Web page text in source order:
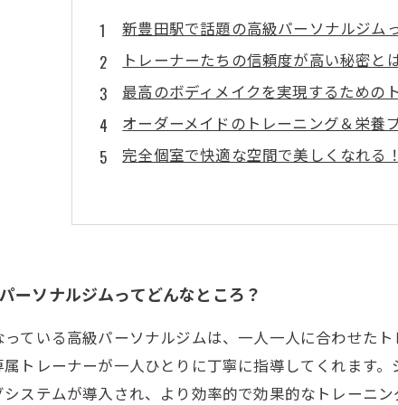
新豊田駅で話題の高級パーソナルジム
トレーナーたちの信頼度が高い秘密と
最高のボディメイクを実現するための
オーダーメイドのトレーニング＆栄養
完全個室で快適な空間で美しくなれる！
ーソナルジムってどんなところ？
ている高級パーソナルジムは、一人一人に合わせた
トレーナーが一人ひとりに丁寧に指導してくれます
ステムが導入され、より効率的で効果的なトレーニ